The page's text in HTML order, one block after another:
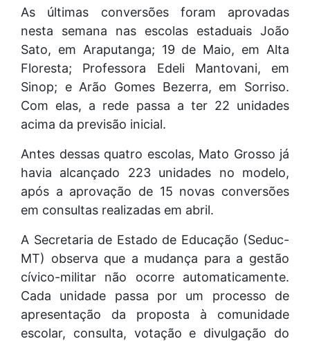
As últimas conversões foram aprovadas
nesta semana nas escolas estaduais João
Sato, em Araputanga; 19 de Maio, em Alta
Floresta; Professora Edeli Mantovani, em
Sinop; e Arão Gomes Bezerra, em Sorriso.
Com elas, a rede passa a ter 22 unidades
acima da previsão inicial.
Antes dessas quatro escolas, Mato Grosso já
havia alcançado 223 unidades no modelo,
após a aprovação de 15 novas conversões
em consultas realizadas em abril.
A Secretaria de Estado de Educação (Seduc-
MT) observa que a mudança para a gestão
cívico-militar não ocorre automaticamente.
Cada unidade passa por um processo de
apresentação da proposta à comunidade
escolar, consulta, votação e divulgação do